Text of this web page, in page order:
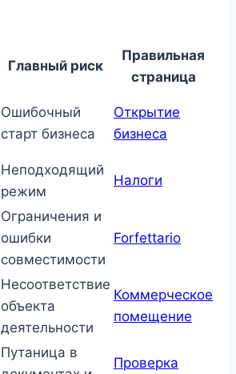
Главный риск
Правильная
страница
Ошибочный
старт бизнеса
Открытие
бизнеса
Неподходящий
режим
Налоги
Ограничения и
ошибки
совместимости
Forfettario
Несоответствие
объекта
деятельности
Коммерческое
помещение
Путаница в
Проверка